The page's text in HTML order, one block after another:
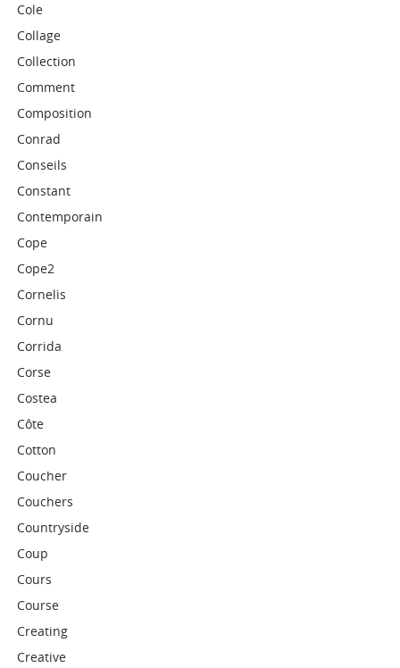
Cole
Collage
Collection
Comment
Composition
Conrad
Conseils
Constant
Contemporain
Cope
Cope2
Cornelis
Cornu
Corrida
Corse
Costea
Côte
Cotton
Coucher
Couchers
Countryside
Coup
Cours
Course
Creating
Creative